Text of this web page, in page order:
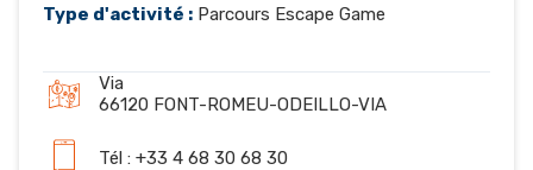
Type d'activité : Parcours Escape Game
Via
66120 FONT-ROMEU-ODEILLO-VIA
Tél : +33 4 68 30 68 30